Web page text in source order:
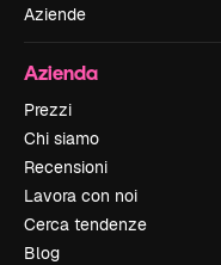
Aziende
Azienda
Prezzi
Chi siamo
Recensioni
Lavora con noi
Cerca tendenze
Blog